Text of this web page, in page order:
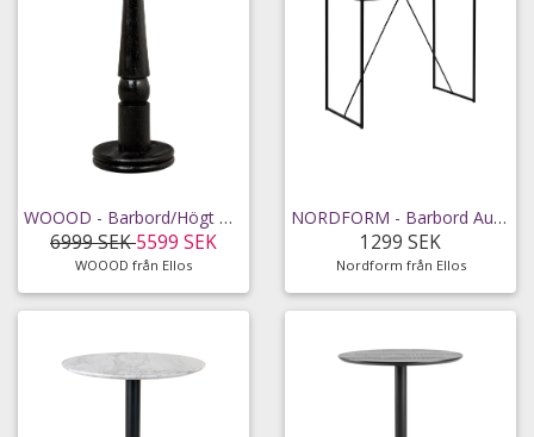
WOOOD - Barbord/Högt matbord Kolby - Svart
6999 SEK5599 SEK
WOOOD från Ellos
NORDFORM - Barbord August - Svart
1299 SEK
Nordform från Ellos